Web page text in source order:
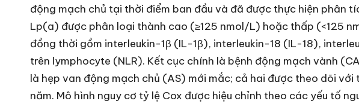
động mạch chủ tại thời điểm ban đầu và đã được thực hiện phân
Lp(a) được phân loại thành cao (≥125 nmol/L) hoặc thấp (<125
đồng thời gồm interleukin-1β (IL-1β), interleukin-18 (IL-18),
trên lymphocyte (NLR). Kết cục chính là bệnh động mạch vành
là hẹp van động mạch chủ (AS) mới mắc; cả hai được theo dõi
năm. Mô hình nguy cơ tỷ lệ Cox được hiệu chỉnh theo các yếu tố